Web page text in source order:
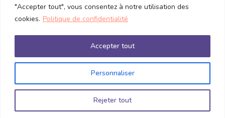
"Accepter tout", vous consentez à notre utilisation des
cookies. Politique de confidentialité
Personnaliser
Rejeter tout
Accepter tout
(418) 380-5815
Connexence, All Rights Reserved